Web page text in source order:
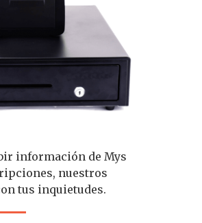
información de Mys
nuestros
tus inquietudes.